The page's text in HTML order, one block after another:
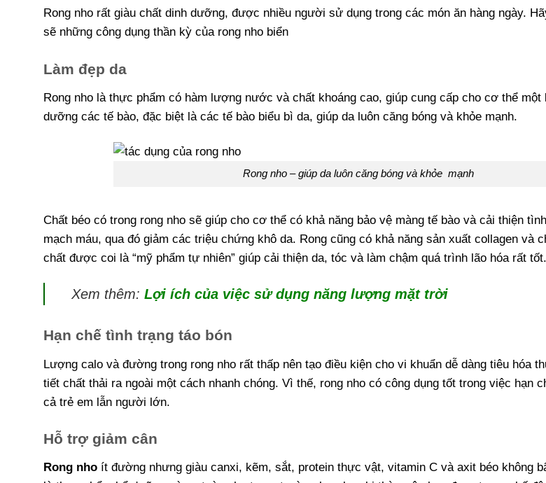
Rong nho rất giàu chất dinh dưỡng, được nhiều người sử dụng trong các món ăn hàng ngày.
sẽ những công dụng thần kỳ của rong nho biển
Làm đẹp da
Rong nho là thực phẩm có hàm lượng nước và chất khoáng cao, giúp cung cấp cho cơ thể
dưỡng các tế bào, đặc biệt là các tế bào biểu bì da, giúp da luôn căng bóng và khỏe mạnh.
Rong nho – giúp da luôn căng bóng và khỏe mạnh
Chất béo có trong rong nho sẽ giúp cho cơ thể có khả năng bảo vệ màng tế bào và cải thiện
mạch máu, qua đó giảm các triệu chứng khô da. Rong cũng có khả năng sản xuất collagen và
chất được coi là “mỹ phẩm tự nhiên” giúp cải thiện da, tóc và làm chậm quá trình lão hóa rất tốt.
Xem thêm:Lợi ích của việc sử dụng năng lượng mặt trời
Hạn chế tình trạng táo bón
Lượng calo và đường trong rong nho rất thấp nên tạo điều kiện cho vi khuẩn dễ dàng tiêu hóa
tiết chất thải ra ngoài một cách nhanh chóng. Vì thế, rong nho có công dụng tốt trong việc hạn
cả trẻ em lẫn người lớn.
Hỗ trợ giảm cân
Rong nho ít đường nhưng giàu canxi, kẽm, sắt, protein thực vật, vitamin C và axit béo không